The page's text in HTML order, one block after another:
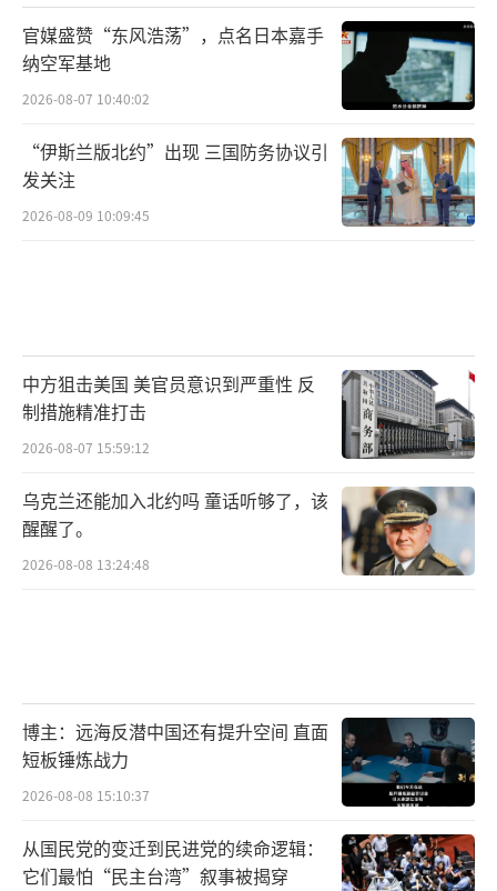
官媒盛赞“东风浩荡”，点名日本嘉手
纳空军基地
2026-08-07 10:40:02
“伊斯兰版北约”出现 三国防务协议引
发关注
2026-08-09 10:09:45
中方狙击美国 美官员意识到严重性 反
制措施精准打击
2026-08-07 15:59:12
乌克兰还能加入北约吗 童话听够了，该
醒醒了。
2026-08-08 13:24:48
博主：远海反潜中国还有提升空间 直面
短板锤炼战力
2026-08-08 15:10:37
从国民党的变迁到民进党的续命逻辑：
它们最怕“民主台湾”叙事被揭穿